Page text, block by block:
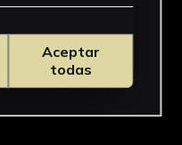
Aceptar
todas